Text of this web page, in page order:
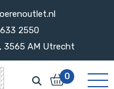
2550
3565 AM Utrecht
0